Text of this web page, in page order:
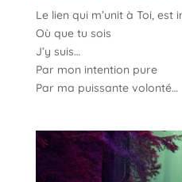
Le lien qui m’unit à Toi, est
Où que tu sois
J’y suis…
Par mon intention pure
Par ma puissante volonté…